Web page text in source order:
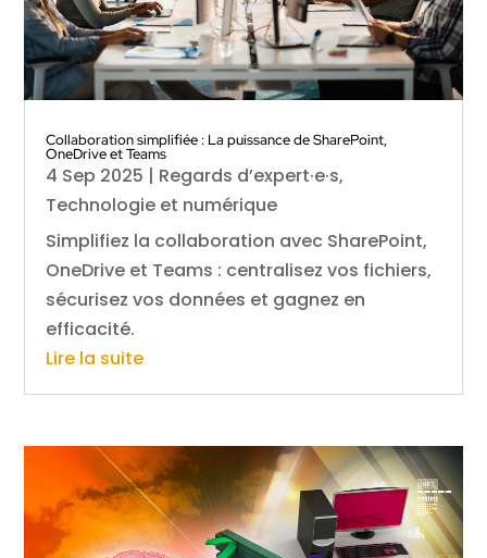
Collaboration simplifiée : La puissance de SharePoint,
OneDrive et Teams
4 Sep 2025 | Regards d’expert·e·s,
Technologie et numérique
Simplifiez la collaboration avec SharePoint,
OneDrive et Teams : centralisez vos fichiers,
sécurisez vos données et gagnez en
efficacité.
Lire la suite